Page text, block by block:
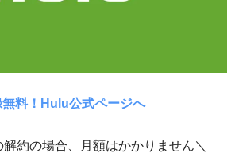
無料！Hulu公式ページへ
解約の場合、月額はかかりません＼